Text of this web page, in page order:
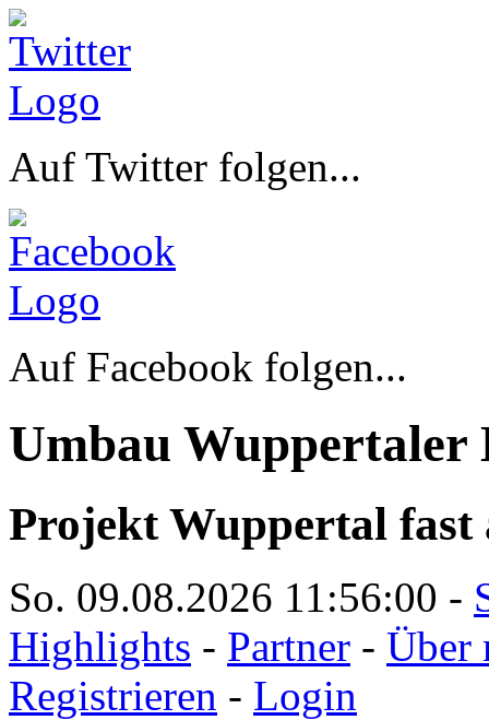
Auf Twitter folgen...
Auf Facebook folgen...
Umbau Wuppertaler
Projekt Wuppertal fast
So. 09.08.2026 11:56:00 -
Highlights - Partner - Über
Registrieren - Login